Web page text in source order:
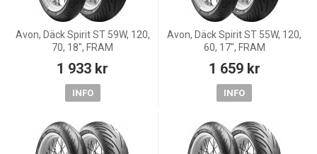
Avon, Däck Spirit ST 59W, 120,
70, 18", FRAM
1 933 kr
INFO
Avon, Däck Spirit ST 55W, 120,
60, 17", FRAM
1 659 kr
INFO